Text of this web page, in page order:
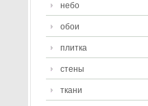
небо
обои
плитка
стены
ткани